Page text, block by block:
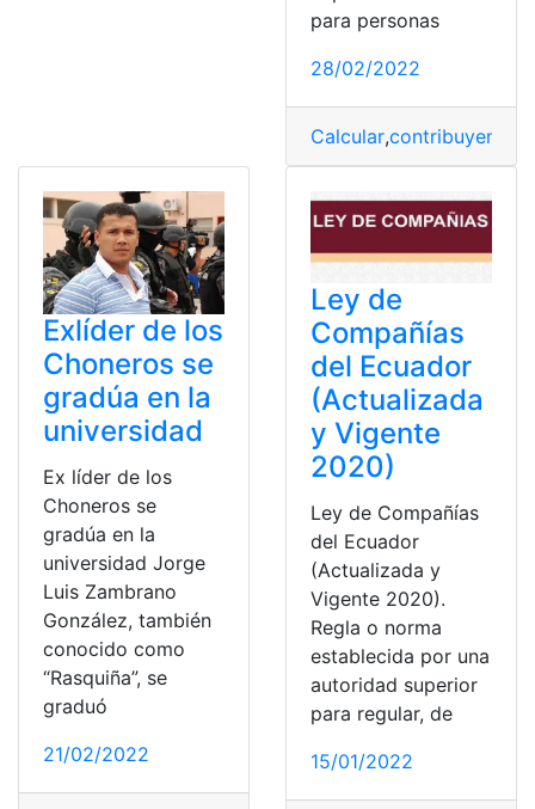
para personas
28/02/2022
Calcular,contribuyente
Exlíder de los
Choneros se
gradúa en la
universidad
Ex líder de los
Choneros se
gradúa en la
universidad Jorge
Luis Zambrano
González, también
conocido como
“Rasquiña”, se
graduó
21/02/2022
Ley de
Compañías
del Ecuador
(Actualizada
y Vigente
2020)
Ley de Compañías
del Ecuador
(Actualizada y
Vigente 2020).
Regla o norma
establecida por una
autoridad superior
para regular, de
15/01/2022